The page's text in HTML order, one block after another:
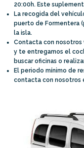
20:00h. Este
La recogida del
puerto de Formentera
la isla.
Contacta con
y te entregamos el
buscar oficinas o
El periodo mínimo de
contacta con nosotros